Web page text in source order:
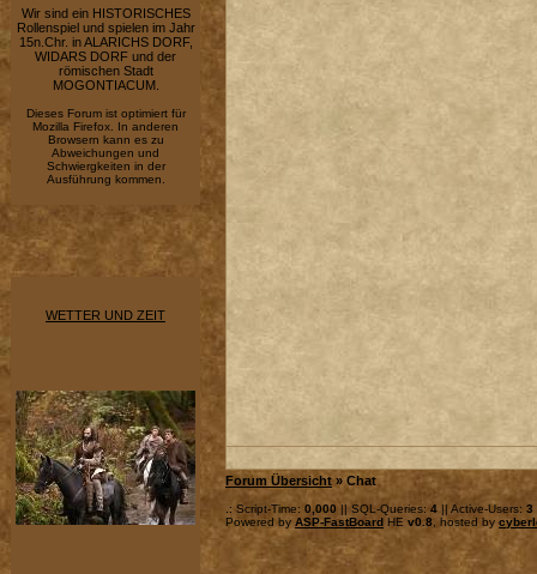
Wir sind ein HISTORISCHES
Rollenspiel und spielen im Jahr
15n.Chr. in ALARICHS DORF,
WIDARS DORF und der
römischen Stadt
MOGONTIACUM.
Dieses Forum ist optimiert für
Mozilla Firefox. In anderen
Browsern kann es zu
Abweichungen und
Schwiergkeiten in der
Ausführung kommen.
WETTER UND ZEIT
Forum Übersicht» Chat
.: Script-Time: 0,000 || SQL-Queries: 4 || Active-Users: 3
Powered by ASP-FastBoard HE v0.8 , hosted by